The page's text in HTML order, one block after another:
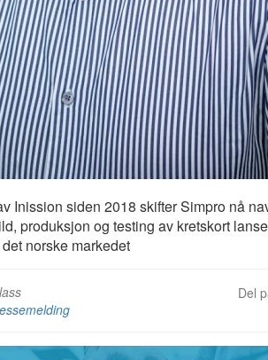
Inission siden 2018 skifter Simpro nå
produksjon og testing av kretskort
norske markedet
Del